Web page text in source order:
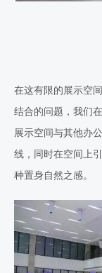
在这有限的展示空
结合的问题，我们
展示空间与其他办
线，同时在空间上
种置身自然之感。